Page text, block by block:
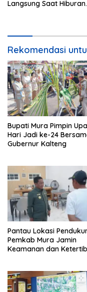
Langsung Saat Hiburan
Rekomendasi
Bupati Mura Pimpin
Hari Jadi ke-24
Gubernur Kalteng
Pantau Lokasi
Pemkab Mura Jamin
Keamanan dan